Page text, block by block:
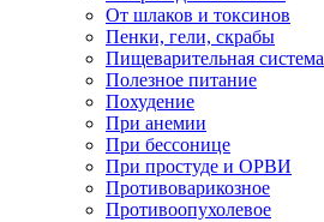
От шлаков и токсинов
Пенки, гели, скрабы
Пищеварительная система
Полезное питание
Похудение
При анемии
При бессонице
При простуде и ОРВИ
Противоварикозное
Противоопухолевое